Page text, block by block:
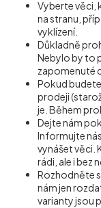
Vyberte věci,
na stranu,
vyklízení.
Důkladně
Nebylo by to
zapomenuté
Pokud
prodeji
je. Během
Dejte nám
Informujte
vynášet věci.
rádi, ale i bez
Rozhodněte
nám jen
varianty jsou